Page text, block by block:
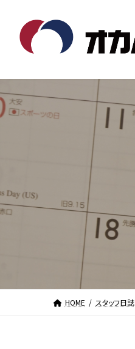
へ
ス
キ
ョ
ン
に
HOME スタッフ日誌